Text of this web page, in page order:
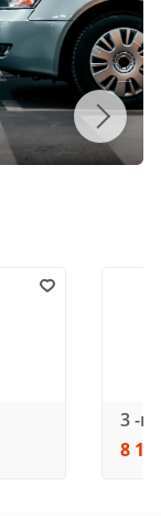
3 -
8